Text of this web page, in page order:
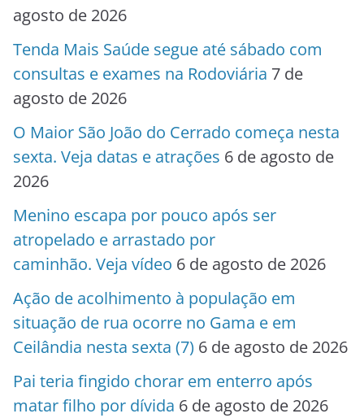
agosto de 2026
Tenda Mais Saúde segue até sábado com
consultas e exames na Rodoviária 7 de
agosto de 2026
O Maior São João do Cerrado começa nesta
sexta. Veja datas e atrações 6 de agosto de
2026
Menino escapa por pouco após ser
atropelado e arrastado por
caminhão. Veja vídeo 6 de agosto de 2026
Ação de acolhimento à população em
situação de rua ocorre no Gama e em
Ceilândia nesta sexta (7) 6 de agosto de 2026
Pai teria fingido chorar em enterro após
matar filho por dívida 6 de agosto de 2026